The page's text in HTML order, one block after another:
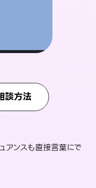
談方法
アンスも直接言葉にで